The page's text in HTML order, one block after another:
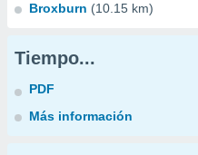
Broxburn (10.15 km)
Tiempo...
PDF
Más información